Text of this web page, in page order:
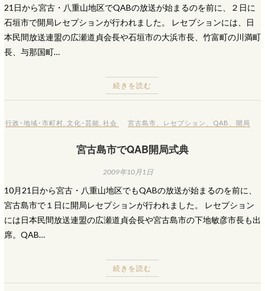
21日から宮古・八重山地区でQABの放送が始まるのを前に、２日に
石垣市で開局レセプションが行われました。 レセプションには、日
本民間放送連盟の広瀬道貞会長や石垣市の大浜市長、竹富町の川満町
長、与那国町…
続きを読む
行政･地域･市町村 ,文化･芸能 ,社会 宮古島市 レセプション QAB 、開局
宮古島市でQAB開局式典
2009年10月1日
10月21日から宮古・八重山地区でもQABの放送が始まるのを前に、
宮古島市で１日に開局レセプションが行われました。 レセプション
には日本民間放送連盟の広瀬道貞会長や宮古島市の下地敏彦市長も出
席。QAB…
続きを読む